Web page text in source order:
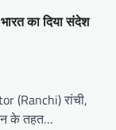
का दिया संदेश
(Ranchi) रांची,
के तहत…